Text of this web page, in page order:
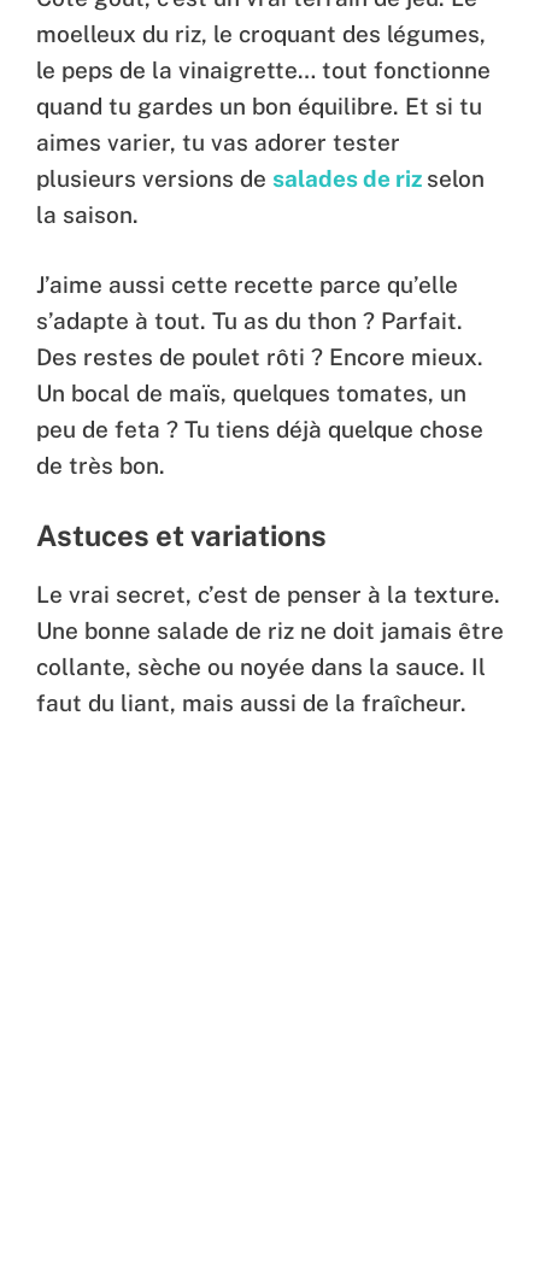
moelleux du riz, le croquant des légumes,
le peps de la vinaigrette… tout fonctionne
quand tu gardes un bon équilibre. Et si tu
aimes varier, tu vas adorer tester
plusieurs versions de salades de riz selon
la saison.
J’aime aussi cette recette parce qu’elle
s’adapte à tout. Tu as du thon ? Parfait.
Des restes de poulet rôti ? Encore mieux.
Un bocal de maïs, quelques tomates, un
peu de feta ? Tu tiens déjà quelque chose
de très bon.
Astuces et variations
Le vrai secret, c’est de penser à la texture.
Une bonne salade de riz ne doit jamais être
collante, sèche ou noyée dans la sauce. Il
faut du liant, mais aussi de la fraîcheur.